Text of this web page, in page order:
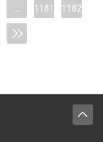
... 1181 1182